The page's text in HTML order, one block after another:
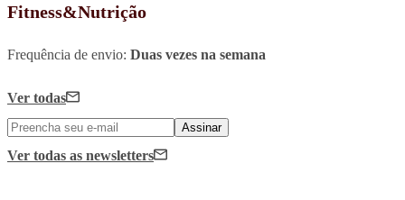
Fitness&Nutrição
Frequência de envio: Duas vezes na semana
Ver todas
Assinar
Ver todas as newsletters